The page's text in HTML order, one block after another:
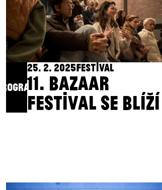
PROGRAM
25. 2. 2025 FESTIVAL
11. BAZAAR
FESTIVAL SE BLÍŽÍ